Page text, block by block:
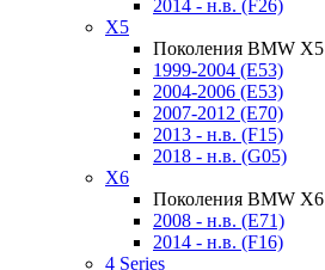
2014 - н.в. (F26)
X5
Поколения BMW X5
1999-2004 (E53)
2004-2006 (E53)
2007-2012 (E70)
2013 - н.в. (F15)
2018 - н.в. (G05)
X6
Поколения BMW X6
2008 - н.в. (E71)
2014 - н.в. (F16)
4 Series